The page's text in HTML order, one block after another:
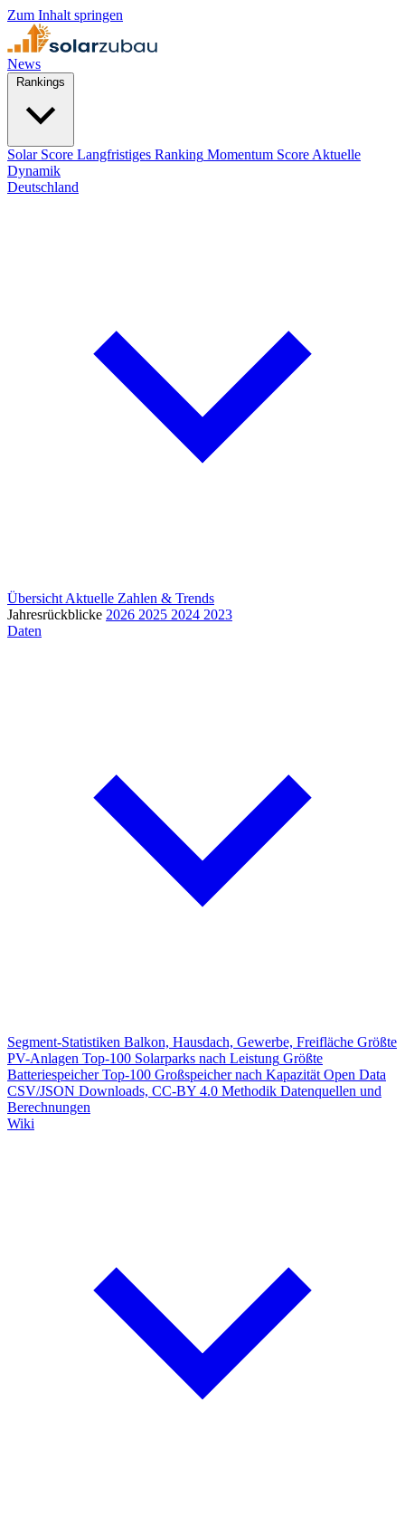
Zum Inhalt springen
News
Solar Score Langfristiges Ranking Momentum Score Aktuelle
Dynamik
Deutschland
Übersicht Aktuelle Zahlen & Trends
Jahresrückblicke 2026 2025 2024 2023
Daten
Segment-Statistiken Balkon, Hausdach, Gewerbe, Freifläche Größte
PV-Anlagen Top-100 Solarparks nach Leistung Größte
Batteriespeicher Top-100 Großspeicher nach Kapazität Open Data
CSV/JSON Downloads, CC-BY 4.0 Methodik Datenquellen und
Berechnungen
Wiki